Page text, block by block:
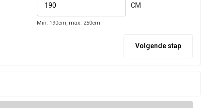
CM
Min: 190cm, max: 250cm
Volgende stap